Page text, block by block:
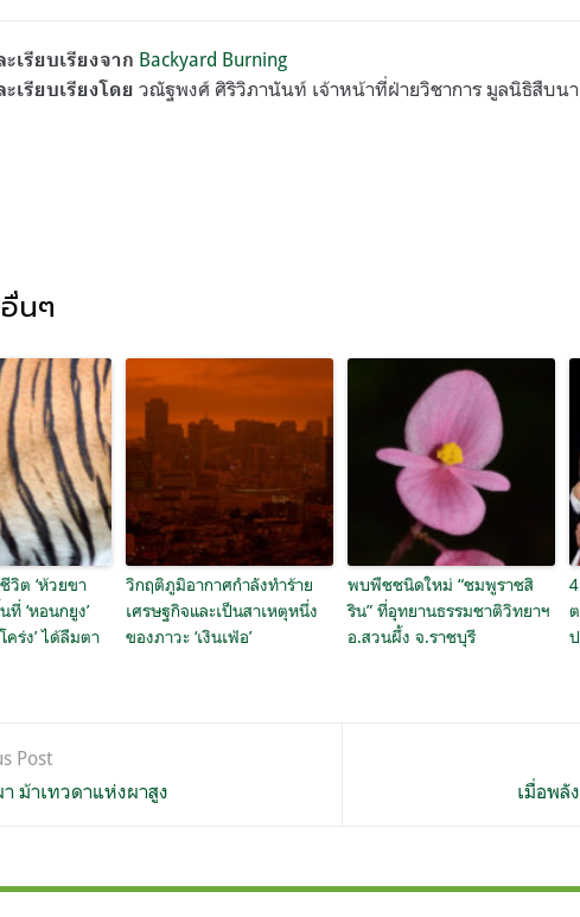
เรียบเรียงจาก Backyard Burning
เรียบเรียงโดย วณัฐพงศ์ ศิริวิภานันท์ เจ้าหน้าที่ฝ่ายวิชาการ มูลนิธิสืบนา
นๆ
วิต ‘ห้วยขา
ที่ ‘หอนกยูง’
คร่ง’ ได้ลืมตา
วิกฤติภูมิอากาศกำลังทำร้าย
เศรษฐกิจและเป็นสาเหตุหนึ่ง
ของภาวะ ‘เงินเฟ้อ’
พบพืชชนิดใหม่ “ชมพูราชสิ
ริน” ที่อุทยานธรรมชาติวิทยาฯ
อ.สวนผึ้ง จ.ราชบุรี
Post
ม้าเทวดาแห่งผาสูง
เมื่อพลั